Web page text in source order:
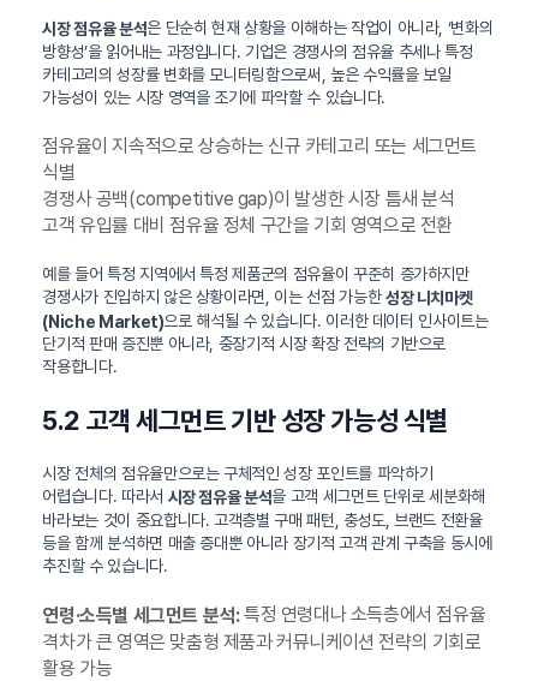
시장 점유율 분석은 단순히 현재 상황을 이해하는 작업이 아니라, ‘변화의
방향성’을 읽어내는 과정입니다. 기업은 경쟁사의 점유율 추세나 특정
카테고리의 성장률 변화를 모니터링함으로써, 높은 수익률을 보일
가능성이 있는 시장 영역을 조기에 파악할 수 있습니다.
점유율이 지속적으로 상승하는 신규 카테고리 또는 세그먼트
식별
경쟁사 공백(competitive gap)이 발생한 시장 틈새 분석
고객 유입률 대비 점유율 정체 구간을 기회 영역으로 전환
예를 들어 특정 지역에서 특정 제품군의 점유율이 꾸준히 증가하지만
경쟁사가 진입하지 않은 상황이라면, 이는 선점 가능한성장 니치마켓
(Niche Market)으로 해석될 수 있습니다. 이러한 데이터 인사이트는
단기적 판매 증진뿐 아니라, 중장기적 시장 확장 전략의 기반으로
작용합니다.
5.2 고객 세그먼트 기반 성장 가능성 식별
시장 전체의 점유율만으로는 구체적인 성장 포인트를 파악하기
어렵습니다. 따라서 시장 점유율 분석을 고객 세그먼트 단위로 세분화해
바라보는 것이 중요합니다. 고객층별 구매 패턴, 충성도, 브랜드 전환율
등을 함께 분석하면 매출 증대뿐 아니라 장기적 고객 관계 구축을 동시에
추진할 수 있습니다.
연령·소득별 세그먼트 분석:특정 연령대나 소득층에서 점유율
격차가 큰 영역은 맞춤형 제품과 커뮤니케이션 전략의 기회로
활용 가능